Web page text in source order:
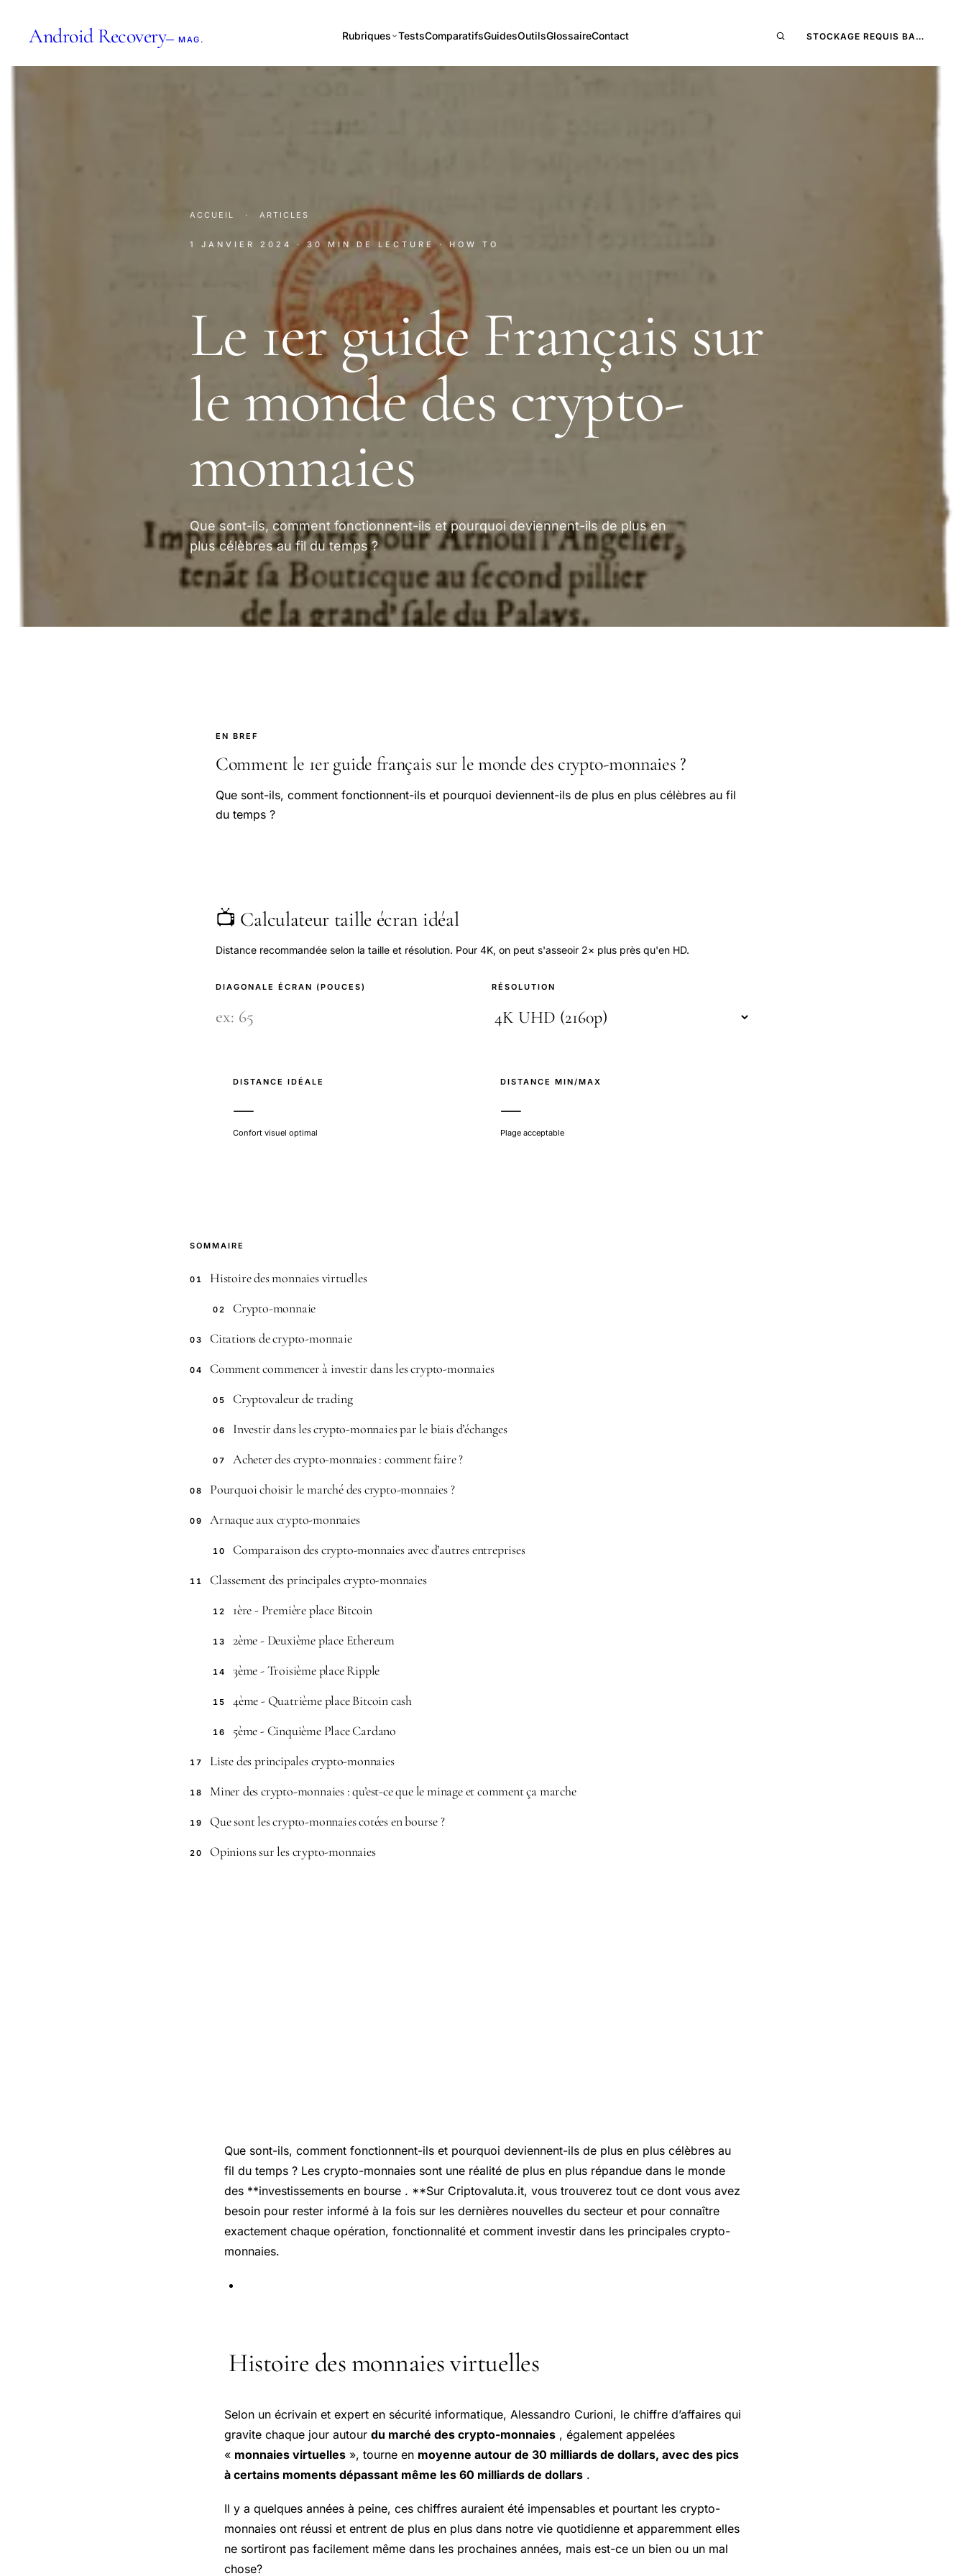
Android Recovery— MAG. Rubriques TestsComparatifsGuidesOutilsGlossaireContact STOCKAGE REQUIS BA…
ACCUEIL · ARTICLES
1 JANVIER 2024 · 30 MIN DE LECTURE · HOW TO
Le 1er guide Français sur
le monde des crypto-
monnaies
Que sont-ils, comment fonctionnent-ils et pourquoi deviennent-ils de plus en
plus célèbres au fil du temps ?
EN BREF
Comment le 1er guide français sur le monde des crypto-monnaies ?
Que sont-ils, comment fonctionnent-ils et pourquoi deviennent-ils de plus en plus célèbres au fil
du temps ?
📺 Calculateur taille écran idéal
Distance recommandée selon la taille et résolution. Pour 4K, on peut s'asseoir 2× plus près qu'en HD.
DIAGONALE ÉCRAN (POUCES) RÉSOLUTION
DISTANCE IDÉALE
—
Confort visuel optimal
DISTANCE MIN/MAX
—
Plage acceptable
SOMMAIRE
01 Histoire des monnaies virtuelles
02 Crypto-monnaie
03 Citations de crypto-monnaie
04 Comment commencer à investir dans les crypto-monnaies
05 Cryptovaleur de trading
06 Investir dans les crypto-monnaies par le biais d’échanges
07 Acheter des crypto-monnaies : comment faire ?
08 Pourquoi choisir le marché des crypto-monnaies ?
09 Arnaque aux crypto-monnaies
10 Comparaison des crypto-monnaies avec d’autres entreprises
11 Classement des principales crypto-monnaies
12 1ère - Première place Bitcoin
13 2ème - Deuxième place Ethereum
14 3ème - Troisième place Ripple
15 4ème - Quatrième place Bitcoin cash
16 5ème - Cinquième Place Cardano
17 Liste des principales crypto-monnaies
18 Miner des crypto-monnaies : qu’est-ce que le minage et comment ça marche
19 Que sont les crypto-monnaies cotées en bourse ?
20 Opinions sur les crypto-monnaies
Que sont-ils, comment fonctionnent-ils et pourquoi deviennent-ils de plus en plus célèbres au
fil du temps ? Les crypto-monnaies sont une réalité de plus en plus répandue dans le monde
des **investissements en bourse . **Sur Criptovaluta.it, vous trouverez tout ce dont vous avez
besoin pour rester informé à la fois sur les dernières nouvelles du secteur et pour connaître
exactement chaque opération, fonctionnalité et comment investir dans les principales crypto-
monnaies.
Histoire des monnaies virtuelles
Selon un écrivain et expert en sécurité informatique, Alessandro Curioni, le chiffre d’affaires qui
gravite chaque jour autour du marché des crypto-monnaies , également appelées
« monnaies virtuelles », tourne en moyenne autour de 30 milliards de dollars, avec des pics
à certains moments dépassant même les 60 milliards de dollars .
Il y a quelques années à peine, ces chiffres auraient été impensables et pourtant les crypto-
monnaies ont réussi et entrent de plus en plus dans notre vie quotidienne et apparemment elles
ne sortiront pas facilement même dans les prochaines années, mais est-ce un bien ou un mal
chose?